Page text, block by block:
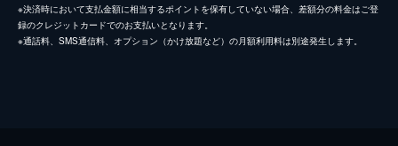
※決済時において支払金額に相当するポイントを保有していない場合、差額分の料金はご登
録のクレジットカードでのお支払いとなります。
※通話料、SMS通信料、オプション（かけ放題など）の月額利用料は別途発生します。